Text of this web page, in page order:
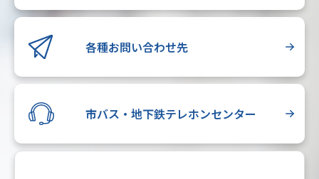
各種お問い合わせ先
市バス・地下鉄テレホンセンター